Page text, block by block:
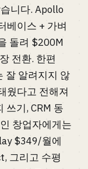
니다. Apollo
베이스 + 가벼
돌려 $200M
전환. 한편
잘 알려지지 않
웠다고 전해져
쓰기, CRM 동
창업자에게는
$349/월에
그리고 수평